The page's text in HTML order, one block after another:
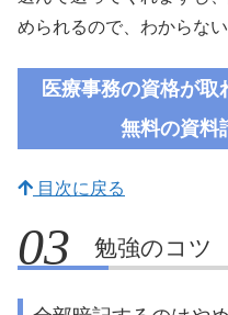
められるので、わからな
医療事務の資格が取
無料の資料
目次に戻る
勉強のコツ